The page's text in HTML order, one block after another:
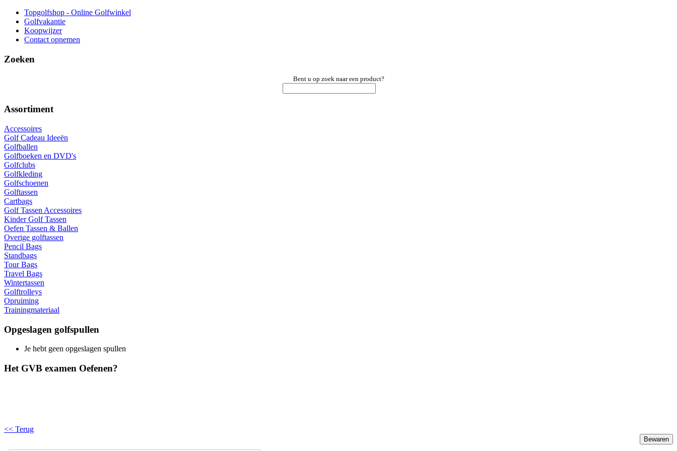
Topgolfshop - Online Golfwinkel
Golfvakantie
Koopwijzer
Contact opnemen
Zoeken
Bent u op zoek naar een product?
Assortiment
Accessoires
Golf Cadeau Ideeën
Golfballen
Golfboeken en DVD's
Golfclubs
Golfkleding
Golfschoenen
Golftassen
Cartbags
Golf Tassen Accessoires
Kinder Golf Tassen
Oefen Tassen & Ballen
Overige golftassen
Pencil Bags
Standbags
Tour Bags
Travel Bags
Wintertassen
Golftrolleys
Opruiming
Trainingmateriaal
Opgeslagen golfspullen
Je hebt geen opgeslagen spullen
Het GVB examen Oefenen?
<< Terug